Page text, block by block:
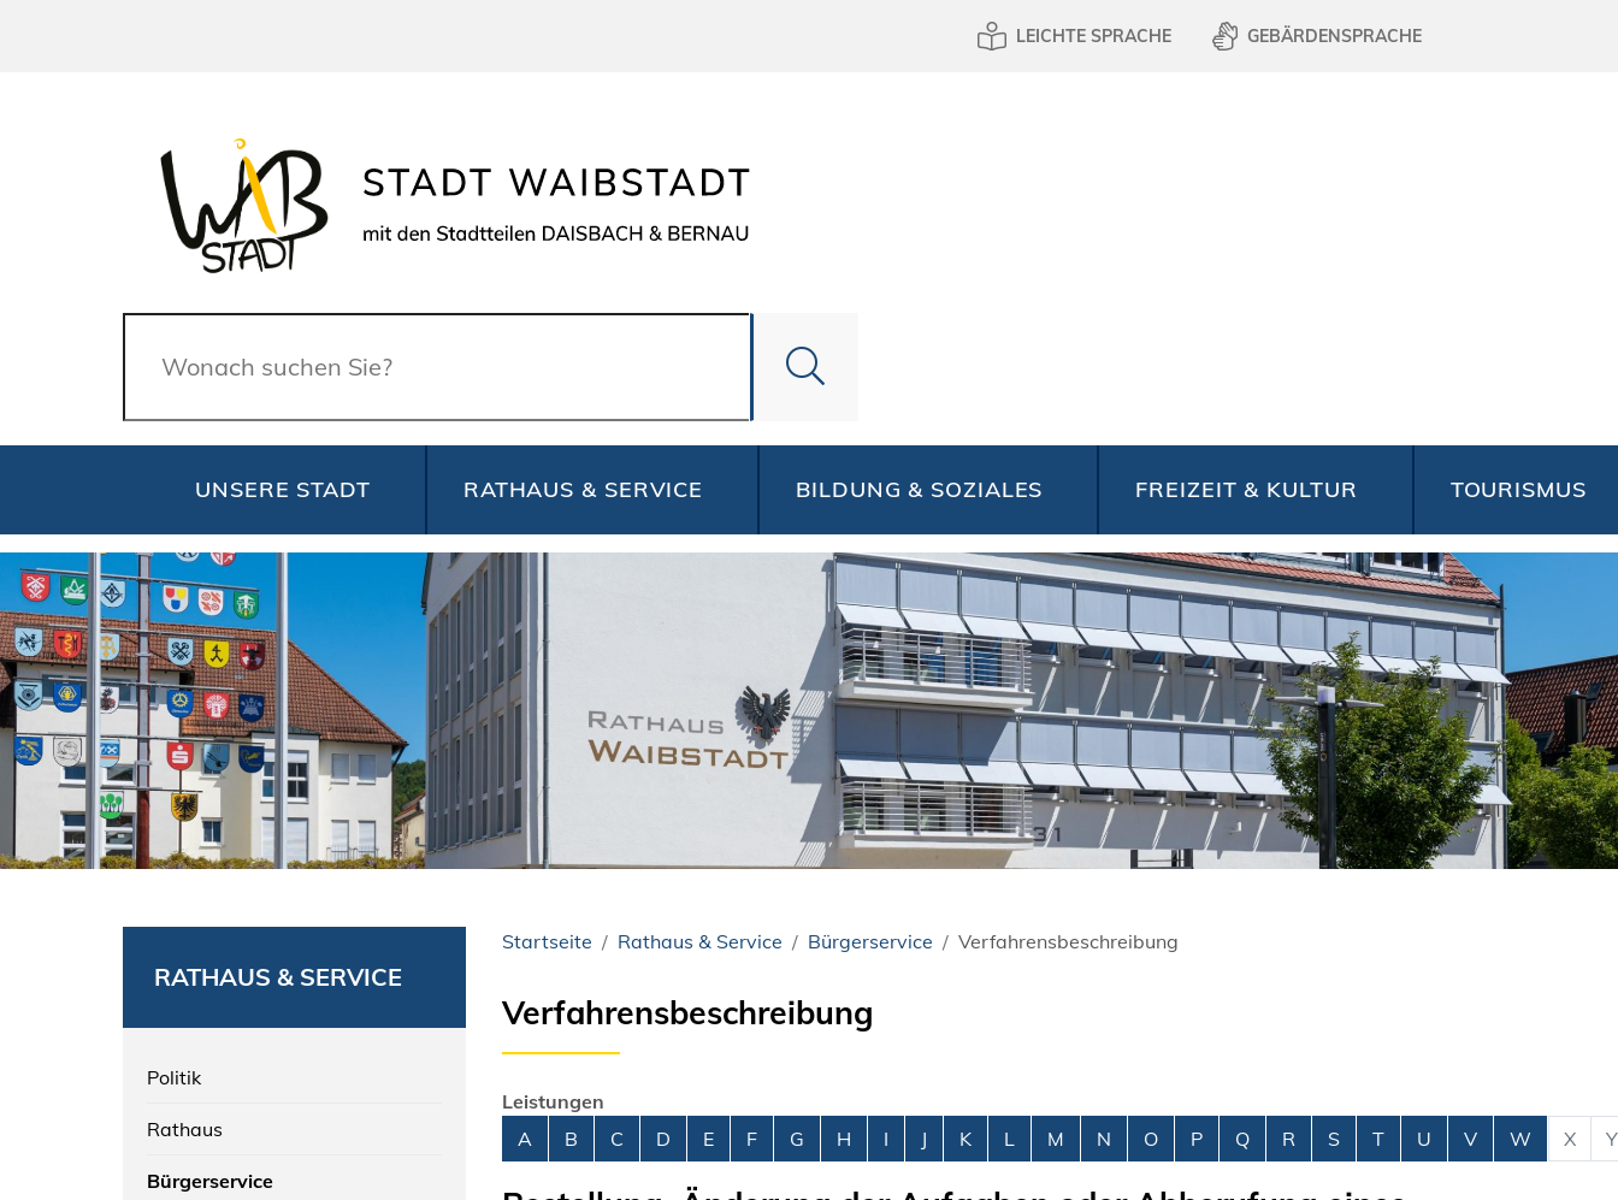
LEICHTE SPRACHE GEBÄRDENSPRACHE
Suche
UNSERE STADT RATHAUS & SERVICE BILDUNG & SOZIALES FREIZEIT & KULTUR TOURISMUS
RATHAUS & SERVICE
Politik
Rathaus
Bürgerservice
Startseite Rathaus & Service Bürgerservice Verfahrensbeschreibung
Verfahrensbeschreibung
Leistungen
Alphabetisches Register überspringen
A B C D E F G H I J K L M N O P Q R S T U V W X Y